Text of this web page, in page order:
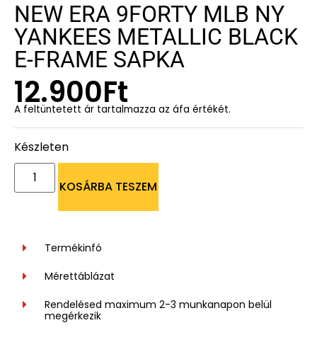
NEW ERA 9FORTY MLB NY
YANKEES METALLIC BLACK
E-FRAME SAPKA
12.900Ft
A feltüntetett ár tartalmazza az áfa értékét.
Készleten
KOSÁRBA TESZEM
Termékinfó
Mérettáblázat
Rendelésed maximum 2-3 munkanapon belül
megérkezik